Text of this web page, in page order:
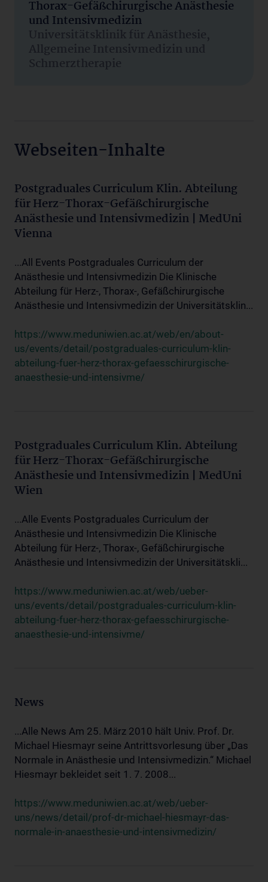
Thorax-Gefäßchirurgische Anästhesie
und Intensivmedizin
Universitätsklinik für Anästhesie,
Allgemeine Intensivmedizin und
Schmerztherapie
Webseiten-Inhalte
Postgraduales Curriculum Klin. Abteilung
für Herz-Thorax-Gefäßchirurgische
Anästhesie und Intensivmedizin | MedUni
Vienna
...All Events Postgraduales Curriculum der
Anästhesie und Intensivmedizin Die Klinische
Abteilung für Herz-, Thorax-, Gefäßchirurgische
Anästhesie und Intensivmedizin der Universitätsklin...
https://www.meduniwien.ac.at/web/en/about-
us/events/detail/postgraduales-curriculum-klin-
abteilung-fuer-herz-thorax-gefaesschirurgische-
anaesthesie-und-intensivme/
Postgraduales Curriculum Klin. Abteilung
für Herz-Thorax-Gefäßchirurgische
Anästhesie und Intensivmedizin | MedUni
Wien
...Alle Events Postgraduales Curriculum der
Anästhesie und Intensivmedizin Die Klinische
Abteilung für Herz-, Thorax-, Gefäßchirurgische
Anästhesie und Intensivmedizin der Universitätskli...
https://www.meduniwien.ac.at/web/ueber-
uns/events/detail/postgraduales-curriculum-klin-
abteilung-fuer-herz-thorax-gefaesschirurgische-
anaesthesie-und-intensivme/
News
...Alle News Am 25. März 2010 hält Univ. Prof. Dr.
Michael Hiesmayr seine Antrittsvorlesung über „Das
Normale in Anästhesie und Intensivmedizin.“ Michael
Hiesmayr bekleidet seit 1. 7. 2008...
https://www.meduniwien.ac.at/web/ueber-
uns/news/detail/prof-dr-michael-hiesmayr-das-
normale-in-anaesthesie-und-intensivmedizin/